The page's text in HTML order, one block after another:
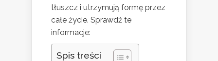
tłuszcz i utrzymują formę przez
całe życie. Sprawdź te
informacje:
Spis treści